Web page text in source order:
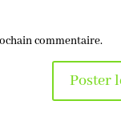
commentaire.